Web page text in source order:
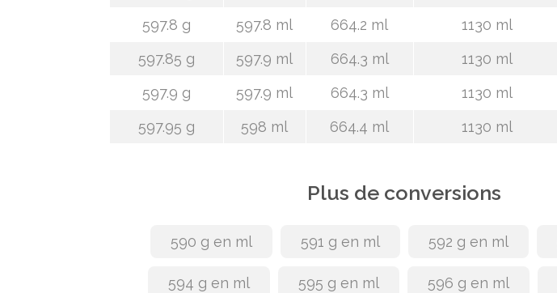
597.8 g
597.8 ml 664.2 ml 1130 ml
597.85 g
597.9 ml 664.3 ml 1130 ml
597.9 g
597.9 ml 664.3 ml 1130 ml
597.95 g
598 ml 664.4 ml 1130 ml
Plus de conversions
590 g en ml 591 g en ml 592 g en ml
594 g en ml 595 g en ml 596 g en ml